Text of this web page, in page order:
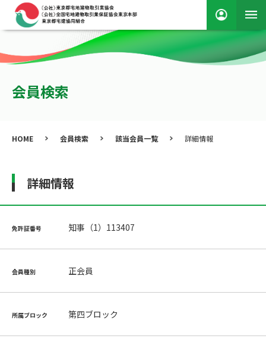
会員検索
HOME 会員検索 該当会員一覧 詳細情報
詳細情報
免許証番号 知事（1）113407
会員種別 正会員
所属ブロック 第四ブロック